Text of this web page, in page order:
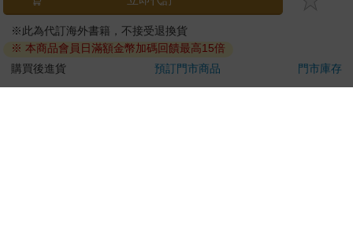
若非上列種類商品，均享有到貨7天的猶豫期（含例假
日）。
辦理退換貨時，商品（組合商品恕無法接受單獨退貨）必須
是您收到商品時的原始狀態（包含商品本體、配件、贈品、